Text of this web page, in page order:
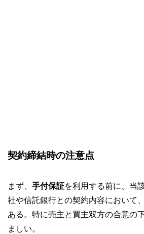
契約締結時の注意点
まず、 手付保証を利用する前に、当
社や信託銀行との契約内容において
ある。特に売主と買主双方の合意の
ましい。